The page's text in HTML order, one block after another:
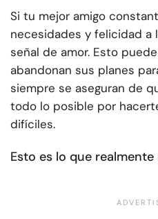
Si tu mejor amigo
necesidades y felicidad a
señal de amor. Esto
abandonan sus planes
siempre se aseguran de
todo lo posible por
difíciles.
Esto es lo que